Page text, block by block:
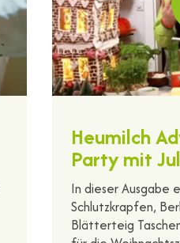
Heumilch
Party mit
In dieser Ausgabe
Schlutzkrapfen,
Blätterteig